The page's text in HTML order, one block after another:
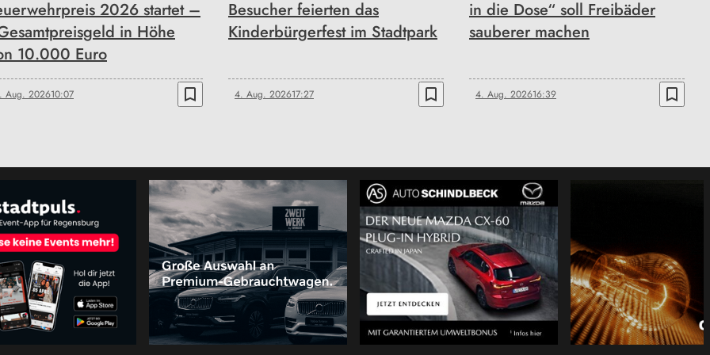
2026 startet –
in Höhe
10.000 Euro
Aug. 202610:07 bookmark_border
Besucher feierten das
Kinderbürgerfest im Stadtpark
4. Aug. 202617:27 bookmark_border
in die Dose“ soll Freibäder
sauberer machen
4. Aug. 202616:39 bookmark_border